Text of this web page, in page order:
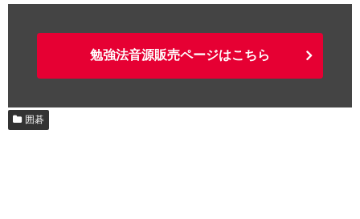
勉強法音源販売ページはこちら
囲碁